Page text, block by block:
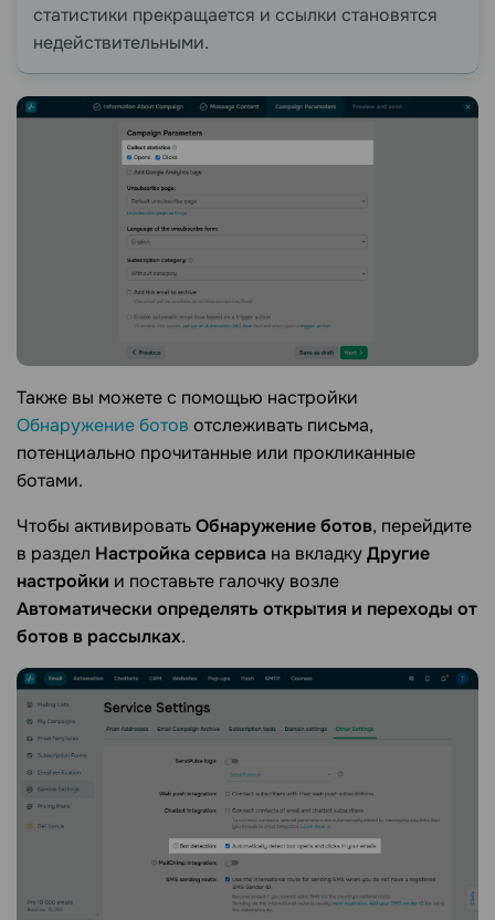
статистики прекращается и ссылки становятся
недействительными.
Также вы можете с помощью настройки
Обнаружение ботов отслеживать письма,
потенциально прочитанные или прокликанные
ботами.
Чтобы активироватьОбнаружение ботов, перейдите
в раздел Настройка сервиса на вкладкуДругие
настройки и поставьте галочку возле
Автоматически определять открытия и переходы от
ботов в рассылках.